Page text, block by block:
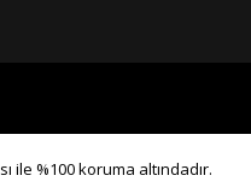
ile %100 koruma altındadır.